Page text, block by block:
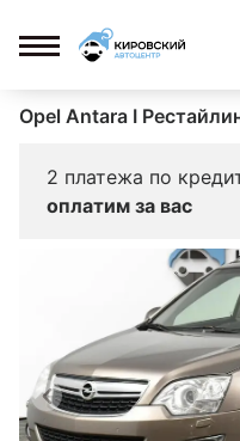
Opel Antara I
2 платежа по
оплатим за вас